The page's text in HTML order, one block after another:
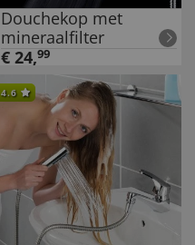
Douchekop met
mineraalfilter
€ 24,99
4.6